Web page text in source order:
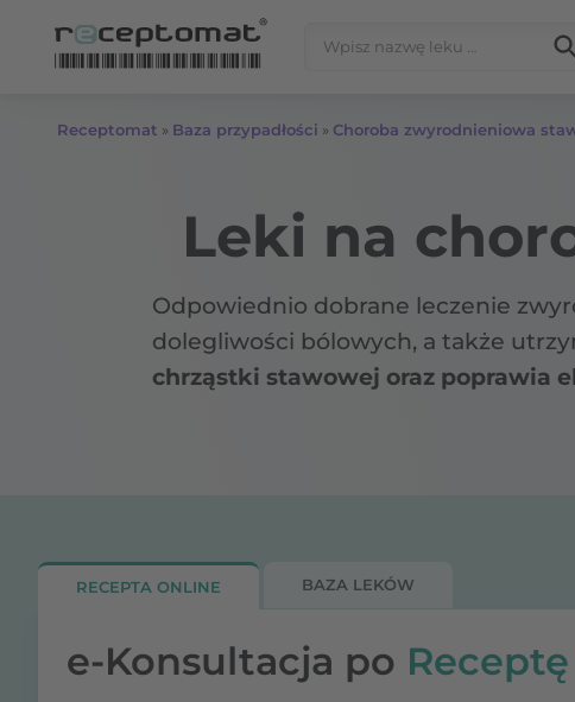
Receptomat » Baza przypadłości » Choroba zwyrodnieniowa
Leki na
Odpowiednio dobrane leczenie
dolegliwości bólowych, a także
chrząstki stawowej oraz poprawia
RECEPTA ONLINE BAZA LEKÓW
e-Konsultacja po